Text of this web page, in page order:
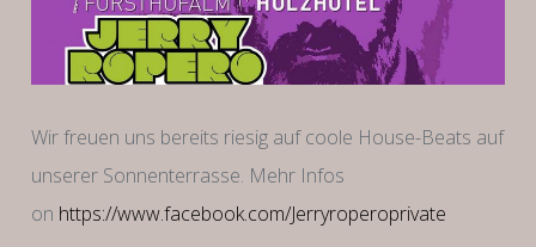
Wir freuen uns bereits riesig auf coole House-Beats auf
unserer Sonnenterrasse. Mehr Infos
on https://www.facebook.com/Jerryroperoprivate